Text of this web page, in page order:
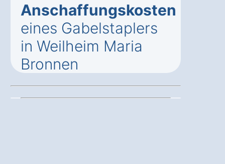
Anschaffungskosten
eines Gabelstaplers
in Weilheim Maria
Bronnen